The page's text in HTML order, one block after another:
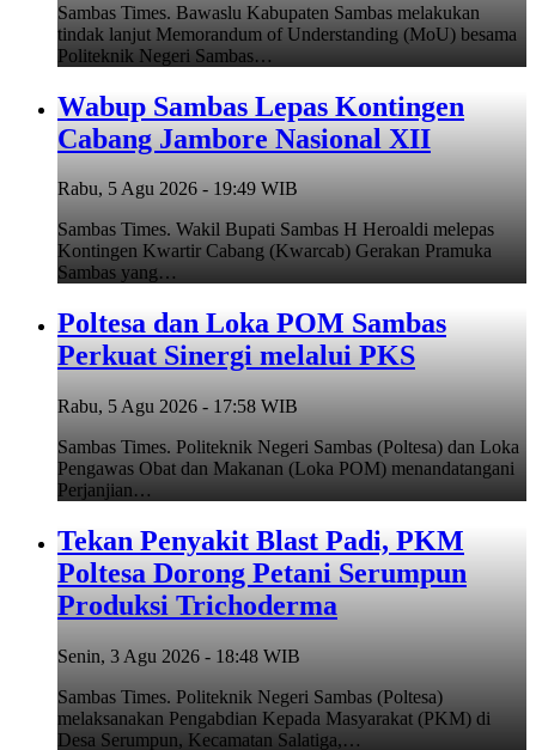
Sambas Times. Bawaslu Kabupaten Sambas melakukan
tindak lanjut Memorandum of Understanding (MoU) besama
Politeknik Negeri Sambas…
Wabup Sambas Lepas Kontingen
Cabang Jambore Nasional XII
Rabu, 5 Agu 2026 - 19:49 WIB
Sambas Times. Wakil Bupati Sambas H Heroaldi melepas
Kontingen Kwartir Cabang (Kwarcab) Gerakan Pramuka
Sambas yang…
Poltesa dan Loka POM Sambas
Perkuat Sinergi melalui PKS
Rabu, 5 Agu 2026 - 17:58 WIB
Sambas Times. Politeknik Negeri Sambas (Poltesa) dan Loka
Pengawas Obat dan Makanan (Loka POM) menandatangani
Perjanjian…
Tekan Penyakit Blast Padi, PKM
Poltesa Dorong Petani Serumpun
Produksi Trichoderma
Senin, 3 Agu 2026 - 18:48 WIB
Sambas Times. Politeknik Negeri Sambas (Poltesa)
melaksanakan Pengabdian Kepada Masyarakat (PKM) di
Desa Serumpun, Kecamatan Salatiga,…